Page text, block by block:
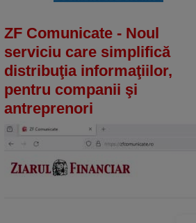
ZF Comunicate - Noul
serviciu care simplifică
distribuţia informaţiilor,
pentru companii şi
antreprenori